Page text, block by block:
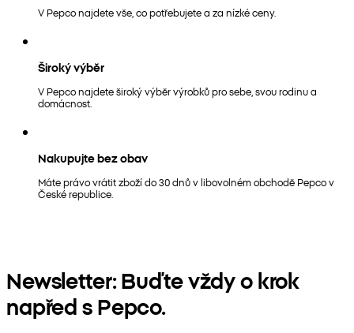
V Pepco najdete vše, co potřebujete a za nízké ceny.
Široký výběr
V Pepco najdete široký výběr výrobků pro sebe, svou rodinu a
domácnost.
Nakupujte bez obav
Máte právo vrátit zboží do 30 dnů v libovolném obchodě Pepco v
České republice.
Newsletter: Buďte vždy o krok
napřed s Pepco.